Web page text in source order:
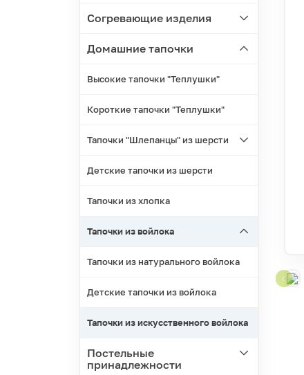
Согревающие изделия
Домашние тапочки
Высокие тапочки "Теплушки"
Короткие тапочки "Теплушки"
Тапочки "Шлепанцы" из шерсти
Детские тапочки из шерсти
Тапочки из хлопка
Тапочки из войлока
Тапочки из натурального войлока
Детские тапочки из войлока
Тапочки из искусственного войлока
Постельные
принадлежности